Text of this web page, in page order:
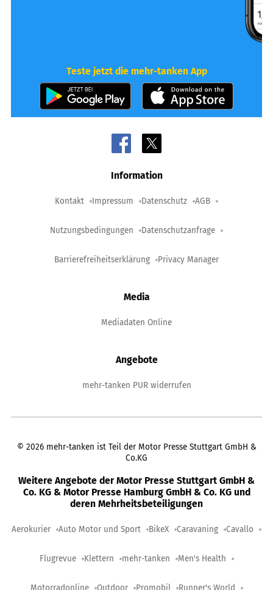
Teste jetzt die mehr-tanken App
Information
Kontakt Impressum Datenschutz AGB
Nutzungsbedingungen Datenschutzanfrage
Barrierefreiheitserklärung Privacy Manager
Media
Mediadaten Online
Angebote
mehr-tanken PUR widerrufen
© 2026 mehr-tanken ist Teil der Motor Presse Stuttgart GmbH &
Co.KG
Weitere Angebote der Motor Presse Stuttgart GmbH &
Co. KG & Motor Presse Hamburg GmbH & Co. KG und
deren Mehrheitsbeteiligungen
Aerokurier Auto Motor und Sport BikeX Caravaning Cavallo
Flugrevue Klettern mehr-tanken Men's Health
Motorradonline Outdoor Promobil Runner's World